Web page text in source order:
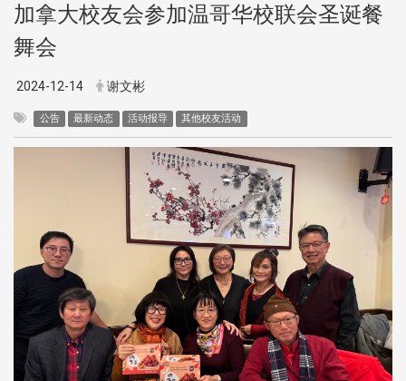
加拿大校友会参加温哥华校联会圣诞餐
舞会
2024-12-14 谢文彬
公告 最新动态 活动报导 其他校友活动